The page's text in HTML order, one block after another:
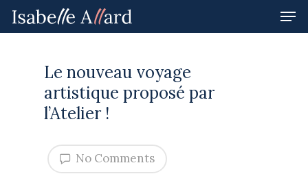
Hit enter to search or ESC to close
Le nouveau voyage
artistique proposé par
l’Atelier !
No Comments